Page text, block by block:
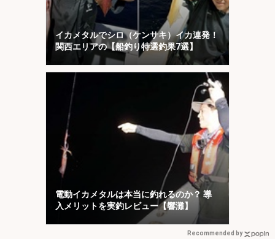
イカメタルでシロ（ケンサキ）イカ連発！
関西エリアの【船釣り特選釣果7選】
電動イカメタルは本当に釣れるのか？ 導
入メリットを実釣レビュー【響灘】
Recommended by